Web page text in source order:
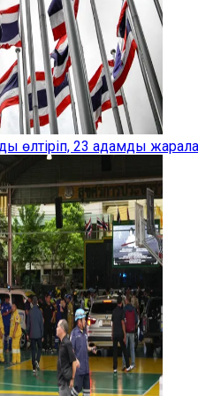
өлтіріп, 23 адамды